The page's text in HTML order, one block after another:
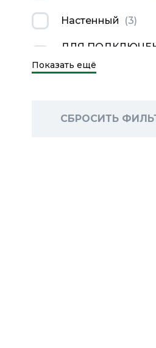
Настенный (3)
ДЛЯ
РАДИАТОРА К
СИСТЕМЕ
Показать ещё
СБРОСИТЬ